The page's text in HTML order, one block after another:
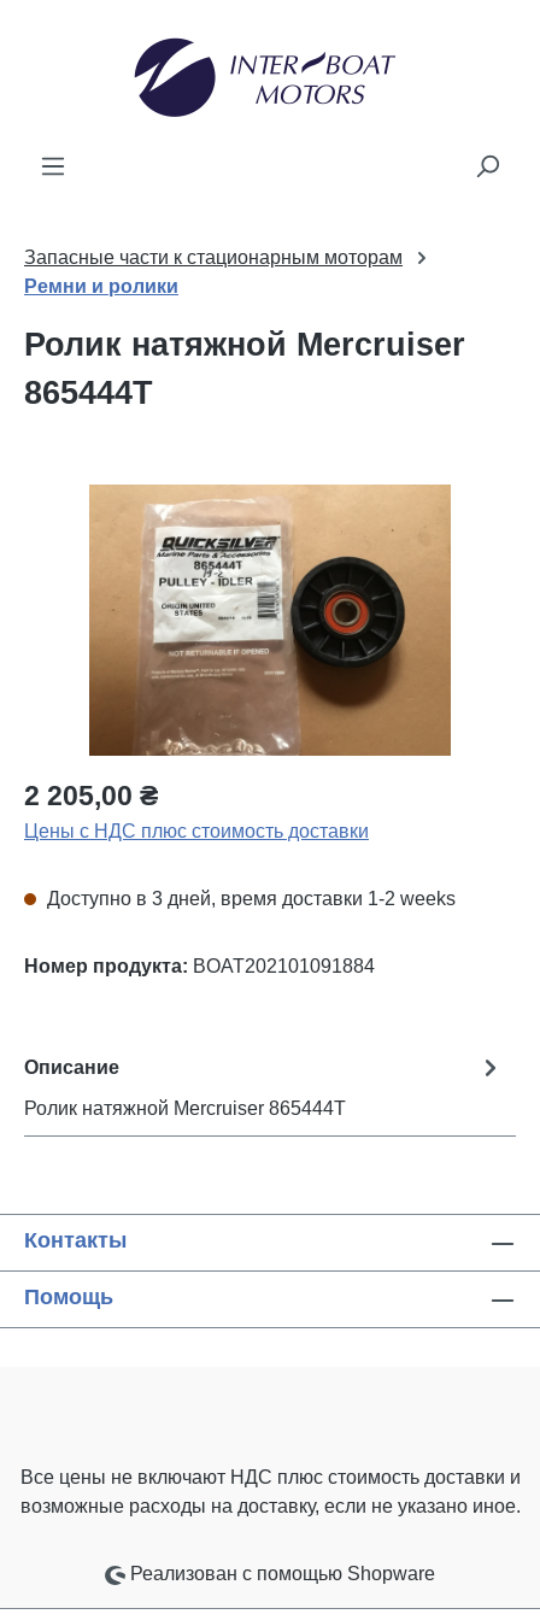
Запасные части к стационарным моторам
Ремни и ролики
Ролик натяжной Mercruiser
865444T
Пропустить галерею изображений
2 205,00 ₴
Цены с НДС плюс стоимость доставки
Доступно в 3 дней, время доставки 1-2 weeks
Номер продукта: BOAT202101091884
Описание
Ролик натяжной Mercruiser 865444T
Контакты
Помощь
Все цены не включают НДС плюс стоимость доставки и
возможные расходы на доставку, если не указано иное.
Реализован с помощью Shopware